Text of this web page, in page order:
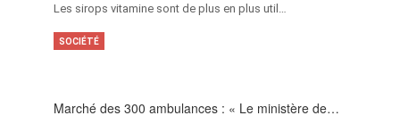
Les sirops vitamine sont de plus en plus util…
Marché des 300 ambulances : « Le ministère de…
SOCIÉTÉ